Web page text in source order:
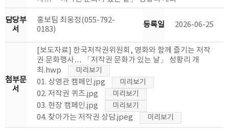
담당부
서
홍보팀 최웅정(055-792-
0183)
등록일 2026-06-25
첨부문
서
[보도자료] 한국저작권위원회, 영화와 함께 즐기는 저작
권 문화행사… 「저작권 문화가 있는 날」 성황리 개
최.hwp
미리보기
01. 상영관 캠페인.jpg 미리보기
02. 저작권 퀴즈.jpg 미리보기
03. 현장 캠페인.jpg 미리보기
04. 찾아가는 저작권 상담.jpeg 미리보기